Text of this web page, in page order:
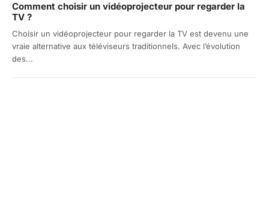
Comment choisir un vidéoprojecteur pour regarder la
TV ?
Choisir un vidéoprojecteur pour regarder la TV est devenu une
vraie alternative aux téléviseurs traditionnels. Avec l’évolution
des...